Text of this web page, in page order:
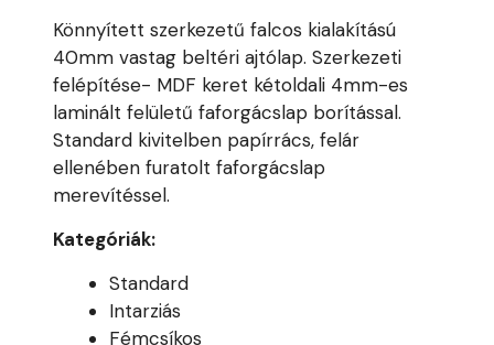
Könnyített szerkezetű falcos kialakítású
40mm vastag beltéri ajtólap. Szerkezeti
felépítése- MDF keret kétoldali 4mm-es
laminált felületű faforgácslap borítással.
Standard kivitelben papírrács, felár
ellenében furatolt faforgácslap
merevítéssel.
Kategóriák:
Standard
Intarziás
Fémcsíkos